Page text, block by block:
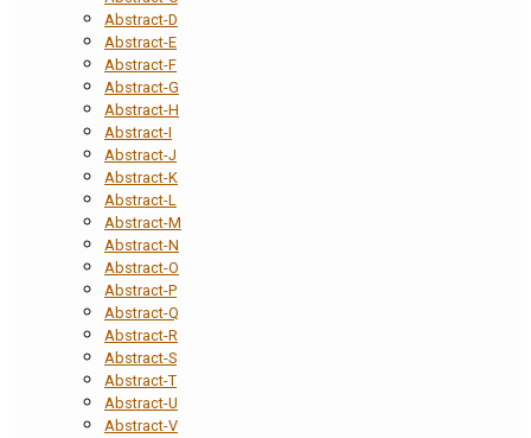
Abstract-D
Abstract-E
Abstract-F
Abstract-G
Abstract-H
Abstract-I
Abstract-J
Abstract-K
Abstract-L
Abstract-M
Abstract-N
Abstract-O
Abstract-P
Abstract-Q
Abstract-R
Abstract-S
Abstract-T
Abstract-U
Abstract-V